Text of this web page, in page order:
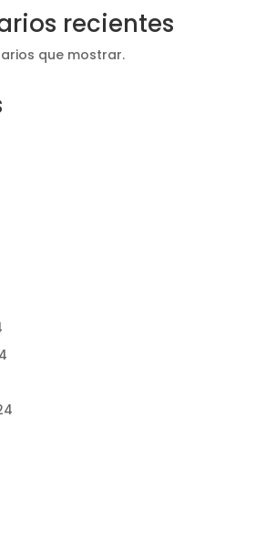
recientes
que mostrar.